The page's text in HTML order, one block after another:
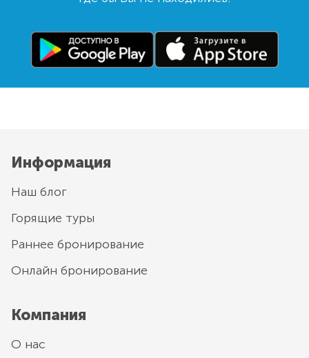
Информация
Наш блог
Горящие туры
Раннее бронирование
Онлайн бронирование
Компания
О нас